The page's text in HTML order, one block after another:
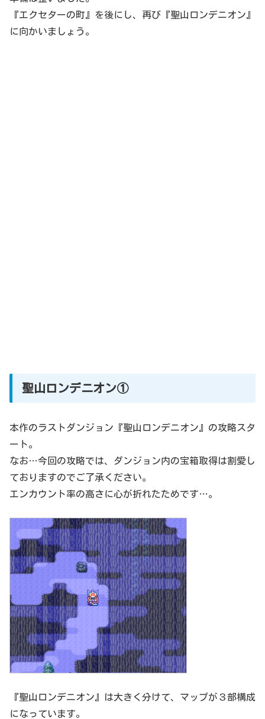
『エクセターの町』を後にし、再び『聖山ロンデニオン』
に向かいましょう。
聖山ロンデニオン①
本作のラストダンジョン『聖山ロンデニオン』の攻略スタ
ート。
なお…今回の攻略では、ダンジョン内の宝箱取得は割愛し
ておりますのでご了承ください。
エンカウント率の高さに心が折れたためです…。
『聖山ロンデニオン』は大きく分けて、マップが３部構成
になっています。